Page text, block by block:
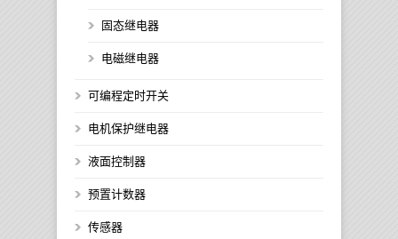
固态继电器
电磁继电器
可编程定时开关
电机保护继电器
液面控制器
预置计数器
传感器